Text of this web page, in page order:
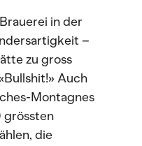
in der
–
zu gross
Auch
Montagnes
grössten
die